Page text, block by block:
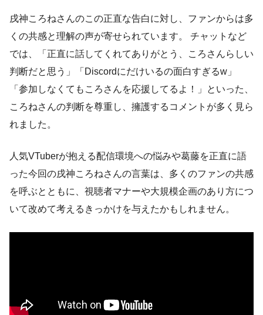
戌神ころねさんのこの正直な告白に対し、ファンからは多
くの共感と理解の声が寄せられています。 チャットなど
では、「正直に話してくれてありがとう、ころさんらしい
判断だと思う」「Discordにだけいるの面白すぎるw」
「参加しなくてもころさんを応援してるよ！」といった、
ころねさんの判断を尊重し、擁護するコメントが多く見ら
れました。
人気VTuberが抱える配信環境への悩みや葛藤を正直に語
った今回の戌神ころねさんの言葉は、多くのファンの共感
を呼ぶとともに、視聴者マナーや大規模企画のあり方につ
いて改めて考えるきっかけを与えたかもしれません。